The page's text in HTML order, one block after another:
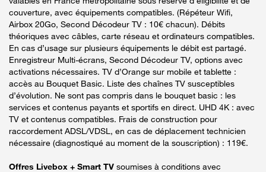
couverture, avec équipements compatibles. (Répéteur Wifi,
Airbox 20Go, Second Décodeur TV : 10€ chacun). Débits
théoriques avec câbles, carte réseau et ordinateurs compatibles.
En cas d’usage sur plusieurs équipements le débit est partagé.
Enregistreur Multi-écrans, Second Décodeur TV, options avec
activations nécessaires. TV d’Orange sur mobile et tablette :
accès au Bouquet Basic. Liste des chaînes TV susceptibles
d’évolution. Ne sont pas compris dans le bouquet basic : les
services et contenus payants et sportifs en direct. UHD 4K : avec
TV et contenus compatibles. Frais de construction pour
raccordement ADSL/VDSL, en cas de déplacement technicien
nécessaire (diagnostiqué au moment de la souscription) : 119€.
Offres Livebox + Smart TV soumises à conditions avec